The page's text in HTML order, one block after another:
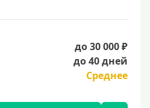
до 30 000 ₽
до 40 дней
Среднее